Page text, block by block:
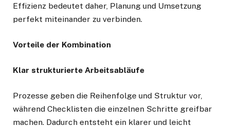
Effizienz bedeutet daher, Planung und Umsetzung
perfekt miteinander zu verbinden.
Vorteile der Kombination
Klar strukturierte Arbeitsabläufe
Prozesse geben die Reihenfolge und Struktur vor,
während Checklisten die einzelnen Schritte greifbar
machen. Dadurch entsteht ein klarer und leicht